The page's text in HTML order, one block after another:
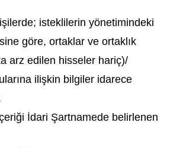
isteklilerin yönetimindeki
göre, ortaklar ve ortaklık
arz edilen hisseler hariç)/
ilişkin bilgiler idarece
İdari Şartnamede belirlenen